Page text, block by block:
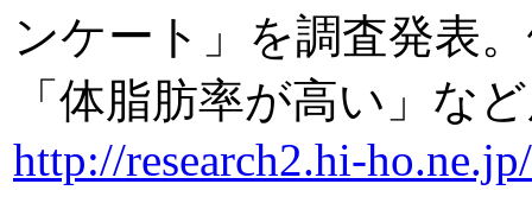
ンケート」を調査発表
「体脂肪率が高い」な
http://research2.hi-